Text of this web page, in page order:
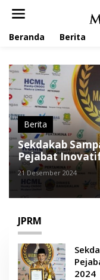
Beranda Berita
Berita
DPUTR
Berhadiah
3 Desember 2024
JPRM
2024